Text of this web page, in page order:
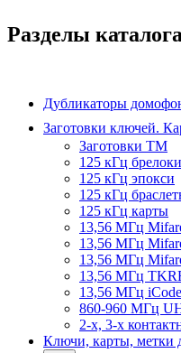
Разделы
Дубликаторы
Заготовки ключей.
Заготовки ТМ
125 кГц брелоки
125 кГц эпокси
125 кГц
125 кГц карты
13,56 МГц
13,56 МГц
13,56 МГц
13,56 МГц
13,56 МГц
860-960 МГц
2-х, 3-х
Ключи, карты, метки